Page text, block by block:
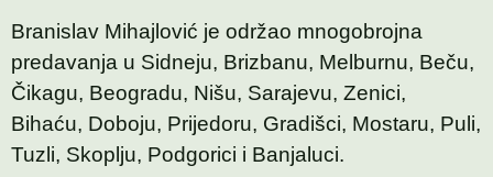
Branislav Mihajlović je održao mnogobrojna
predavanja u Sidneju, Brizbanu, Melburnu, Beču,
Čikagu, Beogradu, Nišu, Sarajevu, Zenici,
Bihaću, Doboju, Prijedoru, Gradišci, Mostaru, Puli,
Tuzli, Skoplju, Podgorici i Banjaluci.